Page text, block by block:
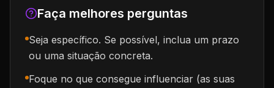
Faça melhores perguntas
Seja específico. Se possível, inclua um prazo
ou uma situação concreta.
Foque no que consegue influenciar (as suas